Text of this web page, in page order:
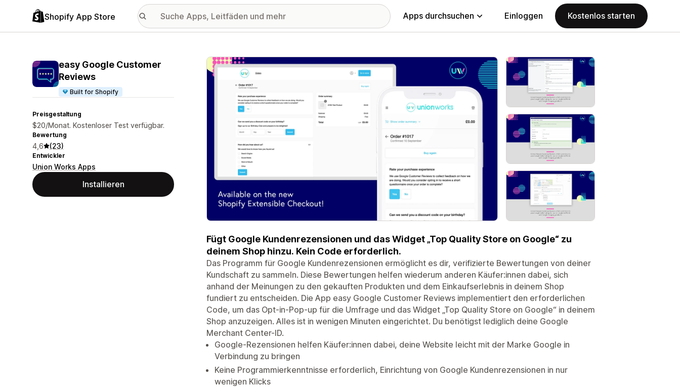
Shopify App Store Apps durchsuchen Einloggen Kostenlos starten
easy Google Customer
Reviews
Built for Shopify
Preisgestaltung
$20/Monat. Kostenloser Test verfügbar.
Bewertung
4,6 (23)
Entwickler
Union Works Apps
Installieren
Vorgestellte Bildergalerie
Fügt Google Kundenrezensionen und das Widget „Top Quality Store on Google“ zu
deinem Shop hinzu. Kein Code erforderlich.
Das Programm für Google Kundenrezensionen ermöglicht es dir, verifizierte Bewertungen von deiner
Kundschaft zu sammeln. Diese Bewertungen helfen wiederum anderen Käufer:innen dabei, sich
anhand der Meinungen zu den gekauften Produkten und dem Einkaufserlebnis in deinem Shop
fundiert zu entscheiden. Die App easy Google Customer Reviews implementiert den erforderlichen
Code, um das Opt-in-Pop-up für die Umfrage und das Widget „Top Quality Store on Google“ in deinem
Shop anzuzeigen. Alles ist in wenigen Minuten eingerichtet. Du benötigst lediglich deine Google
Merchant Center-ID.
Google-Rezensionen helfen Käufer:innen dabei, deine Website leicht mit der Marke Google in
Verbindung zu bringen
Keine Programmierkenntnisse erforderlich, Einrichtung von Google Kundenrezensionen in nur
wenigen Klicks